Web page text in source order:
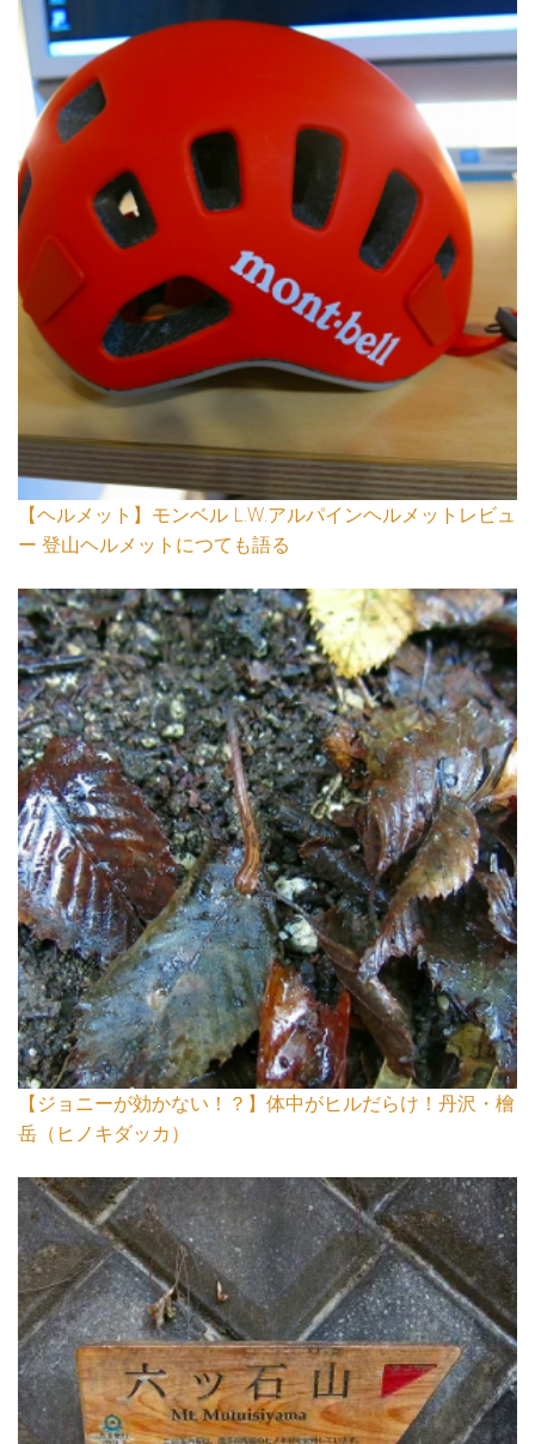
【ヘルメット】モンベル L.W.アルパインヘルメットレビュ
ー 登山ヘルメットにつても語る
【ジョニーが効かない！？】体中がヒルだらけ！丹沢・檜
岳（ヒノキダッカ）